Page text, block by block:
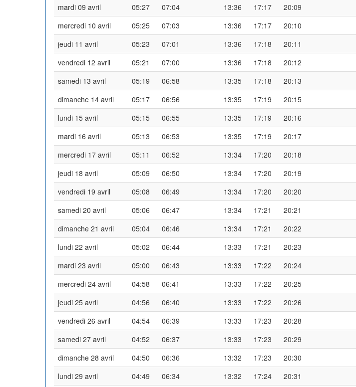
mardi 09 avril
05:27 07:04 13:36 17:17 20:09
mercredi 10 avril
05:25 07:03 13:36 17:17 20:10
jeudi 11 avril
05:23 07:01 13:36 17:18 20:11
vendredi 12 avril
05:21 07:00 13:36 17:18 20:12
samedi 13 avril
05:19 06:58 13:35 17:18 20:13
dimanche 14 avril
05:17 06:56 13:35 17:19 20:15
lundi 15 avril
05:15 06:55 13:35 17:19 20:16
mardi 16 avril
05:13 06:53 13:35 17:19 20:17
mercredi 17 avril
05:11 06:52 13:34 17:20 20:18
jeudi 18 avril
05:09 06:50 13:34 17:20 20:19
vendredi 19 avril
05:08 06:49 13:34 17:20 20:20
samedi 20 avril
05:06 06:47 13:34 17:21 20:21
dimanche 21 avril
05:04 06:46 13:34 17:21 20:22
lundi 22 avril
05:02 06:44 13:33 17:21 20:23
mardi 23 avril
05:00 06:43 13:33 17:22 20:24
mercredi 24 avril
04:58 06:41 13:33 17:22 20:25
jeudi 25 avril
04:56 06:40 13:33 17:22 20:26
vendredi 26 avril
04:54 06:39 13:33 17:23 20:28
samedi 27 avril
04:52 06:37 13:33 17:23 20:29
dimanche 28 avril
04:50 06:36 13:32 17:23 20:30
lundi 29 avril
04:49 06:34 13:32 17:24 20:31